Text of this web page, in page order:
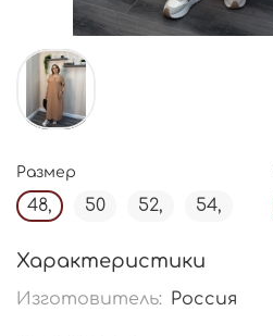
Размер
48, 50 52, 54,
Характеристики
Изготовитель: Россия